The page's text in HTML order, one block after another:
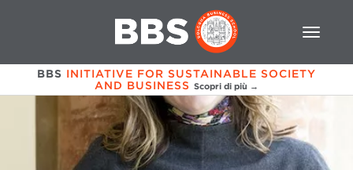
BBS INITIATIVE FOR SUSTAINABLE SOCIETY
AND BUSINESS Scopri di più →